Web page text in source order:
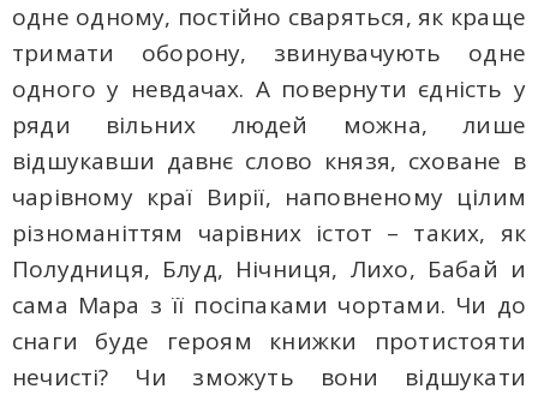
одне одному, постійно сваряться, як краще
тримати оборону, звинувачують одне
одного у невдачах. А повернути єдність у
ряди вільних людей можна, лише
відшукавши давнє слово князя, сховане в
чарівному краї Вирії, наповненому цілим
різноманіттям чарівних істот – таких, як
Полудниця, Блуд, Нічниця, Лихо, Бабай и
сама Мара з її посіпаками чортами. Чи до
снаги буде героям книжки протистояти
нечисті? Чи зможуть вони відшукати